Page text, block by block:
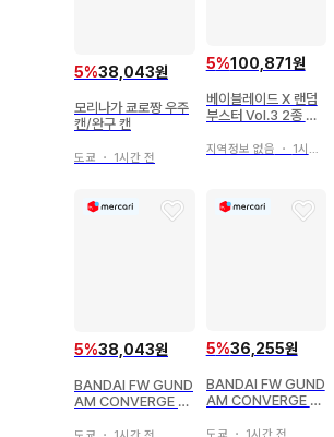
5%38,043원
모리나가 쿄로짱 우주
캔/완구 캔
도쿄 ・ 1시간 전
5%100,871원
베이블레이드 X 랜덤
부스터 Vol.3 2종 세
지역정보 없음 ・ 1시간 전
5%38,043원
BANDAI FW GUND
AM CONVERGE 기
5%36,255원
BANDAI FW GUND
AM CONVERGE 기
CIAL SELECTION
도쿄 ・ 1시간 전